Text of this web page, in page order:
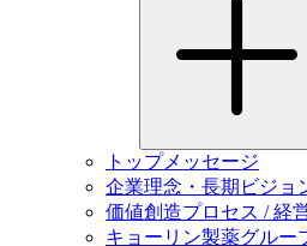
トップメッセージ
企業理念・長期ビジョ
価値創造プロセス / 経
キョーリン製薬グルー